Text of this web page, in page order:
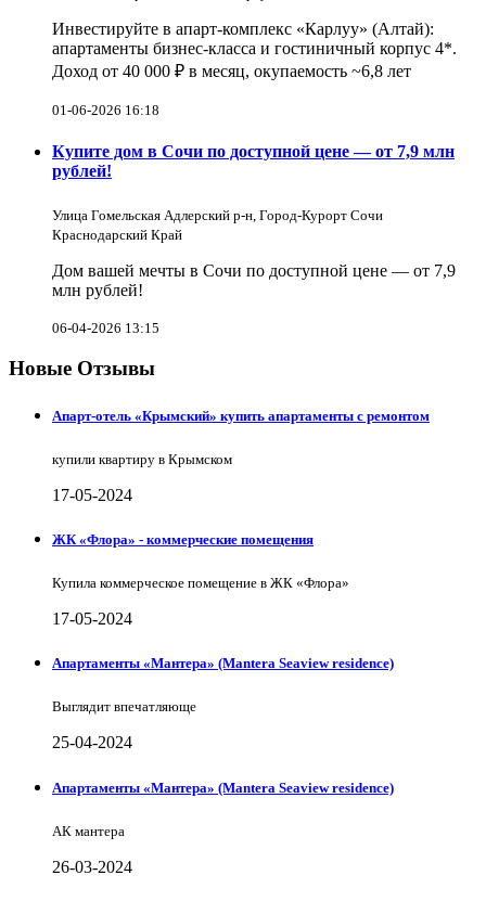
Инвестируйте в апарт-комплекс «Карлуу» (Алтай):
апартаменты бизнес-класса и гостиничный корпус 4*.
Доход от 40 000 ₽ в месяц, окупаемость ~6,8 лет
01-06-2026 16:18
Купите дом в Сочи по доступной цене — от 7,9 млн
рублей!
Улица Гомельская Адлерский р-н, Город-Курорт Сочи
Краснодарский Край
Дом вашей мечты в Сочи по доступной цене — от 7,9
млн рублей!
06-04-2026 13:15
Новые Отзывы
Апарт-отель «Крымский» купить апартаменты с ремонтом
купили квартиру в Крымском
17-05-2024
ЖК «Флора» - коммерческие помещения
Купила коммерческое помещение в ЖК «Флора»
17-05-2024
Апартаменты «Мантера» (Mantera Seaview rеsidence)
Выглядит впечатляюще
25-04-2024
Апартаменты «Мантера» (Mantera Seaview rеsidence)
АК мантера
26-03-2024